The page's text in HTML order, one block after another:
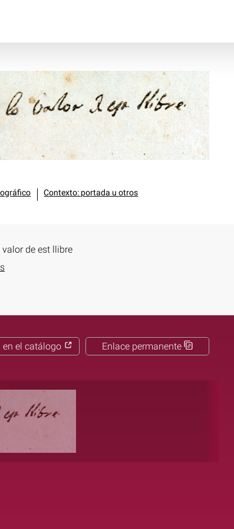
Contexto: portada u otros
de est llibre
Enlace permanente
en el catálogo